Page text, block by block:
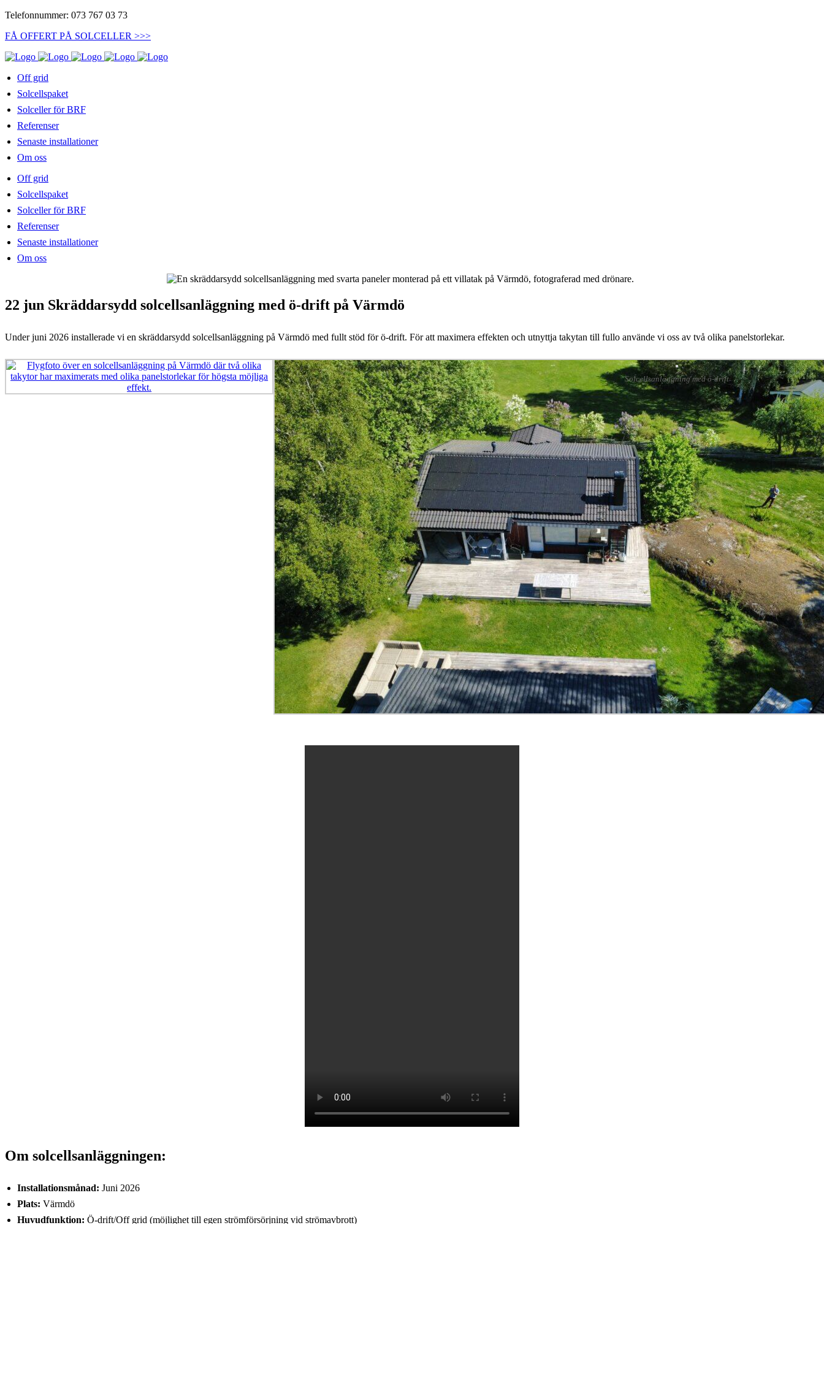
Telefonnummer: 073 767 03 73
FÅ OFFERT PÅ SOLCELLER >>>
Off grid
Solcellspaket
Solceller för BRF
Referenser
Senaste installationer
Om oss
Off grid
Solcellspaket
Solceller för BRF
Referenser
Senaste installationer
Om oss
22 jun Skräddarsydd solcellsanläggning med ö-drift på Värmdö
Under juni 2026 installerade vi en skräddarsydd solcellsanläggning på Värmdö med fullt stöd för ö-drift. För att maximera effekten och utnyttja takytan till fullo använde vi oss av två olika panelstorlekar.
Solcellsanläggning med ö-drift
Om solcellsanläggningen:
Installationsmånad: Juni 2026
Plats: Värmdö
Huvudfunktion: Ö-drift/Off grid (möjlighet till egen strömförsörjning vid strömavbrott)